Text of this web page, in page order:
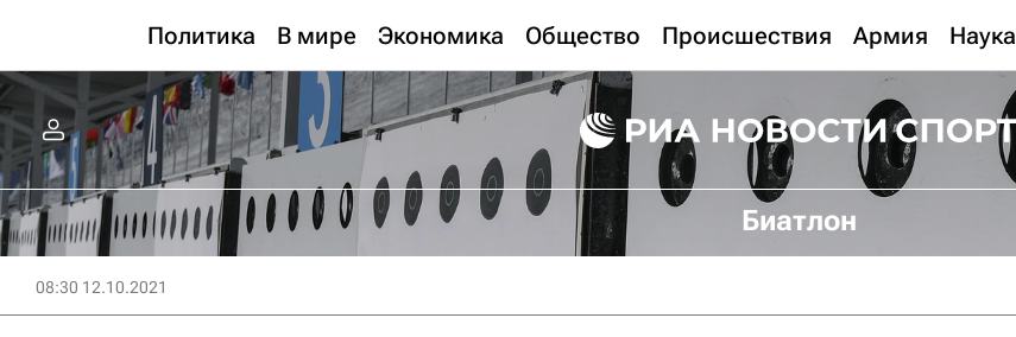
Политика В мире Экономика Общество Происшествия Армия Наука
Биатлон
08:30 12.10.2021